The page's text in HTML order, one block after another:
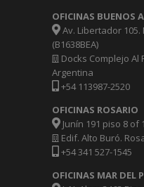
OFICINAS BUENOS
Av. Libertador 105.
(B1638BEA)
Docks Complejo Al
Argentina
+54 113987-2520
OFICINAS ROSARIO
Junín 191 piso 8 of
Edif. Alto Buró.
+54 341 527-1545
OFICINAS MAR DEL